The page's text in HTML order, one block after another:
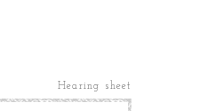
Hearing sheet